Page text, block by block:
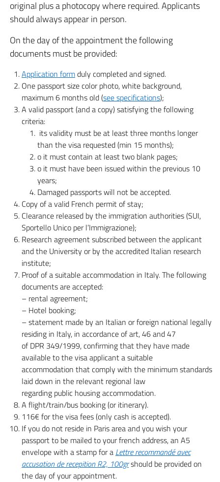
original plus a photocopy where required. Applicants
should always appear in person.
On the day of the appointment the following
documents must be provided:
Application formduly completed and signed.
One passport size color photo, white background,
maximum 6 months old (see specifications);
A valid passport (and a copy) satisfying the following
criteria:
its validity must be at least three months longer
than the visa requested (min 15 months);
o it must contain at least two blank pages;
o it must have been issued within the previous 10
years;
Damaged passports will not be accepted.
Copy of a valid French permit of stay;
Clearance released by the immigration authorities (SUI,
Sportello Unico per l’Immigrazione);
Research agreement subscribed between the applicant
and the University or by the accredited Italian research
institute;
Proof of a suitable accommodation in Italy. The following
documents are accepted:
– rental agreement;
– Hotel booking;
– statement made by an Italian or foreign national legally
residing in Italy, in accordance of art, 46 and 47
of DPR 349/1999, confirming that they have made
available to the visa applicant a suitable
accommodation that comply with the minimum standards
laid down in the relevant regional law
regarding public housing accommodation.
A flight/train/bus booking (or itinerary).
116€ for the visa fees (only cash is accepted).
If you do not reside in Paris area and you wish your
passport to be mailed to your french address, an A5
envelope with a stamp for a Lettre recommandé avec
accusation de recepition R2, 100grshould be provided on
the day of your appointment.